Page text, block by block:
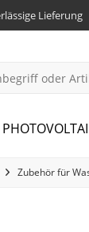
Lieferung
Zubehör für